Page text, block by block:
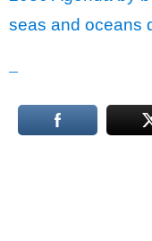
seas and oceans